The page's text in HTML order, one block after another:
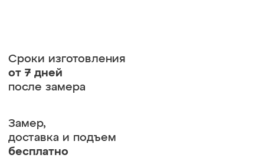
Сроки изготовления
от 7 дней
после замера
Замер,
доставка и подъем
бесплатно